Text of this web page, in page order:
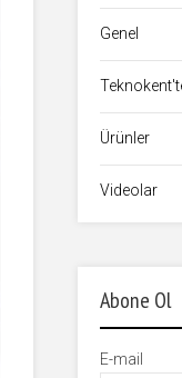
Genel
Ürünler
Videolar
Abone Ol
E-mail